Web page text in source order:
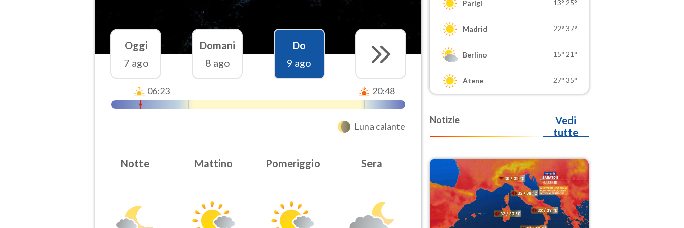
Oggi
7 ago
Domani
8 ago
Do
9 ago
06:23 20:48
Luna calante
Notte Mattino Pomeriggio Sera
Parigi 13° 25°
Madrid 22° 37°
Berlino 15° 21°
Atene 27° 35°
Notizie
Vedi
tutte